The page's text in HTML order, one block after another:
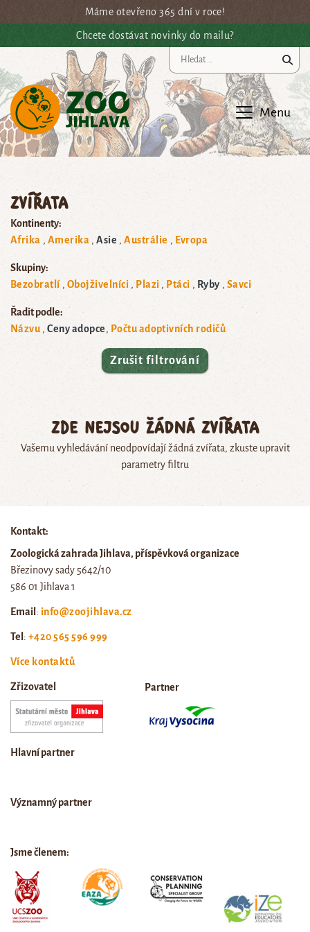
Přejít na hlavní obsahMáme otevřeno 365 dní v roce!
Chcete dostávat novinky do mailu?
Menu
Zvířata
Kontinenty:
Afrika
Amerika Asie Austrálie Evropa
Skupiny:
Bezobratlí
Obojživelníci Plazi Ptáci Ryby Savci
Řadit podle:
Názvu
Ceny adopce Počtu adoptivních rodičů
Zrušit filtrování
Zde nejsou žádná zvířata
Vašemu vyhledávání neodpovídají žádná zvířata, zkuste upravit
parametry filtru
Kontakt:
Zoologická zahrada Jihlava, příspěvková organizace
Březinovy sady 5642/10
586 01 Jihlava 1
Email : info@zoojihlava.cz
Tel : +420 565 596 999
Více kontaktů
Zřizovatel Partner
Hlavní partner
Významný partner
Jsme členem: